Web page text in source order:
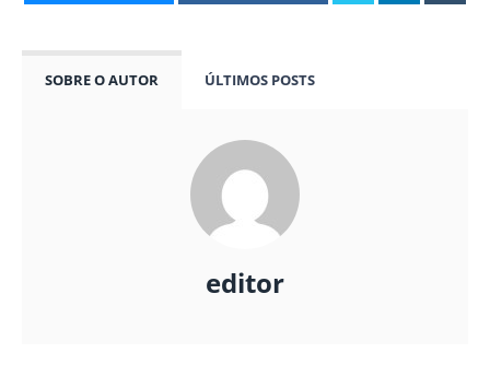
SOBRE O AUTOR ÚLTIMOS POSTS
editor